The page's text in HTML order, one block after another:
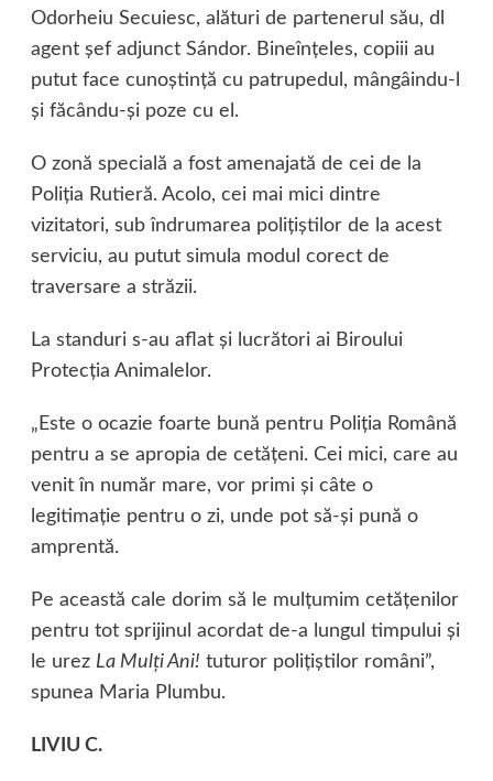
Odorheiu Secuiesc, alături de partenerul său, dl
agent şef adjunct Sándor. Bineînţeles, copiii au
putut face cunoştinţă cu patrupedul, mângâindu-l
şi făcându-şi poze cu el.
O zonă specială a fost amenajată de cei de la
Poliţia Rutieră. Acolo, cei mai mici dintre
vizitatori, sub îndrumarea poliţiştilor de la acest
serviciu, au putut simula modul corect de
traversare a străzii.
La standuri s-au aflat şi lucrători ai Biroului
Protecţia Animalelor.
„Este o ocazie foarte bună pentru Poliţia Română
pentru a se apropia de cetăţeni. Cei mici, care au
venit în număr mare, vor primi şi câte o
legitimaţie pentru o zi, unde pot să-şi pună o
amprentă.
Pe această cale dorim să le mulţumim cetăţenilor
pentru tot sprijinul acordat de-a lungul timpului şi
le urez La Mulţi Ani! tuturor poliţiştilor români”,
spunea Maria Plumbu.
LIVIU C.